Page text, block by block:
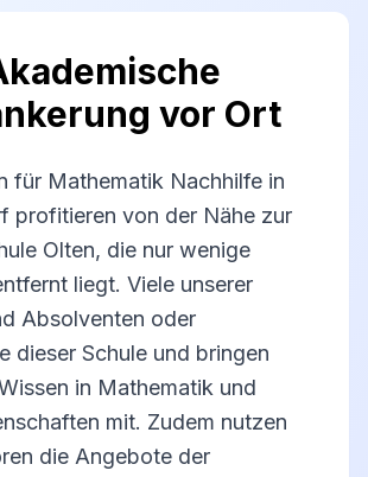
vor Ort
für Mathematik Nachhilfe in
profitieren von der Nähe zur
Olten, die nur wenige
liegt. Viele unserer
Absolventen oder
dieser Schule und bringen
in Mathematik und
mit. Zudem nutzen
die Angebote der